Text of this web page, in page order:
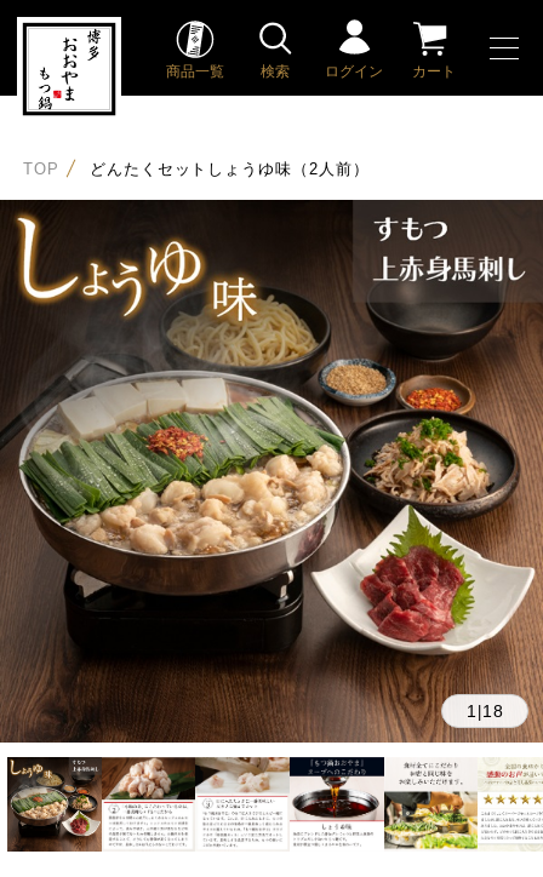
商品一覧 検索 ログイン カート
TOP どんたくセットしょうゆ味（2人前）
1 |18